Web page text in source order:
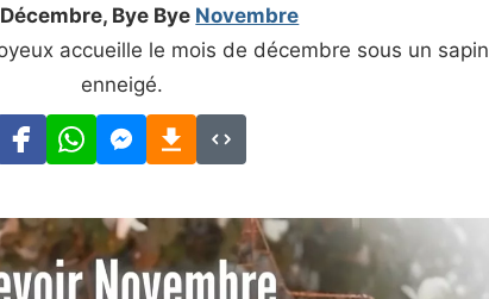
Bye Bye Novembre
accueille le mois de décembre sous un sapin
enneigé.